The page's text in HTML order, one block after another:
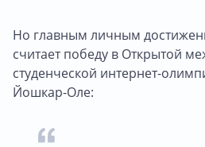
Но главным личным
считает победу в Открытой
студенческой интернет-
Йошкар-Оле: